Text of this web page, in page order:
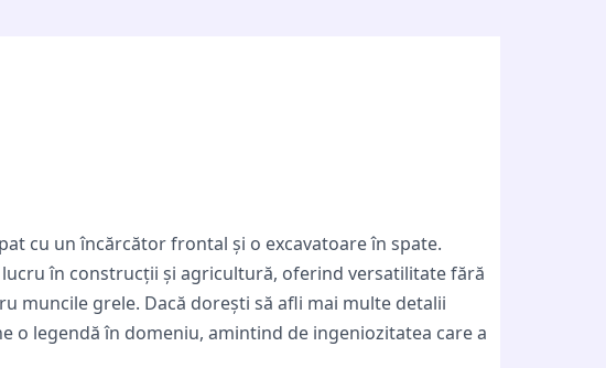
cu un încărcător frontal și o excavatoare în spate.
în construcții și agricultură, oferind versatilitate fără
muncile grele. Dacă dorești să afli mai multe detalii
o legendă în domeniu, amintind de ingeniozitatea care a